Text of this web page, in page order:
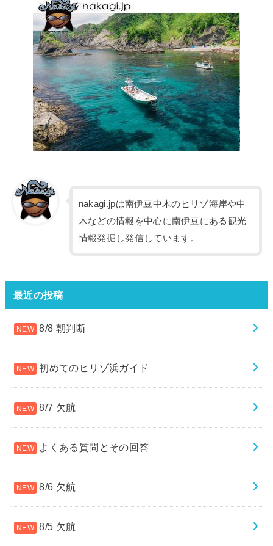
nakagi.jpは南伊豆中木のヒリゾ海岸や中
木などの情報を中心に南伊豆にある観光
情報発掘し発信しています。
最近の投稿
8/8 朝判断
初めてのヒリゾ浜ガイド
8/7 欠航
よくある質問とその回答
8/6 欠航
8/5 欠航